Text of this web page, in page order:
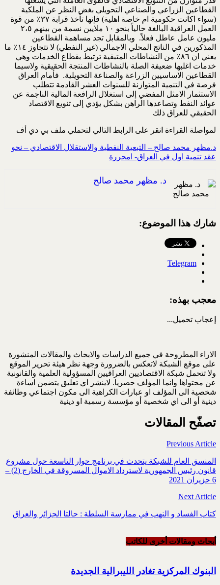
القطاعين الزراعي والصناعي التحويلي بغض النظر عن الملكية
(سواء اكانت حكومية ام خاصة اهلية) فإنها تأخذ قرابة ٣٧٪ من قوة
العمل العراقية البالغة حالياً بنحو ١٠ ملايين نسمة من بينهم ٢،٥
مليون عامل عاطل فعلاً. وبالمقابل تجد مساهمة القطاعين
المذكورين في الناتج المحلي الاجمالي (غير النفطي) لا تتجاوز ١٤٪ ما
يعني ان ٨٦٪ من النشاطات المتبقية ترتبط بقطاع الخدمات وهي
خدمات اغلبها ضعيفة الصلة بالنشاطات المنتجة الحقيقية ولاسيما
القطاعين الاساسيين الزراعة والصناعة التحويلية. فأمام العراق
فرصة في التنمية المتوازنة للسنوات العشر القادمة تتطلب
الاستثمار الامثل المفضي إلى استغلال الرافعة المالية الناجمة عن
عوائد النفط وتصاعدها الراهن بشكل يؤدي إلى تنويع الاقتصاد
الحقيقي للعراق ذلك
لمواصلة القراءة انقر على الرابط التالي لتحملي ملف بي دي أف
د.مظهر محمد صالح – التبعية النفطية والاستقلال الاقتصادي – نحو
عقد تنمية اول في العراق- امحررة
د. مظهر محمد صالح
شارك هذا الموضوع:
Telegram
معجب بهذه:
إعجاب تحميل...
الاراء المطروحة في جميع الدراسات والابحاث والمقالات المنشورة
على موقع الشبكة لاتعكس بالضرورة وجهة نظر هيئة تحرير الموقع
ولا تتحمل شبكة الاقتصاديين العراقيين المسؤولية العلمية والقانونية
عن محتواها وانما المؤلف حصريا. لاينشر اي تعليق يتضمن اساءة
شخصية الى المؤلف او عبارات الكراهية الى مكون اجتماعي وطائفة
دينية أو الى اي شخصية أو مؤسسة رسمية او دينية
تصفّح المقالات
Previous Article
المنسق العام للشبكة يتحدث في برنامج حوار التاسعة حول مشروع
قانون رئيس الجمهورية لاسترداد الاموال المسروقة في الخارج (2) –
6 حزيران 2021
Next Article
كتاب الفساد و النهب في ممارسة السلطة : حالتا الجزائر والعراق
أبحاث ومقالات أخرى للکاتب
البنوك المركزية تغادر الليبرالية الجديدة